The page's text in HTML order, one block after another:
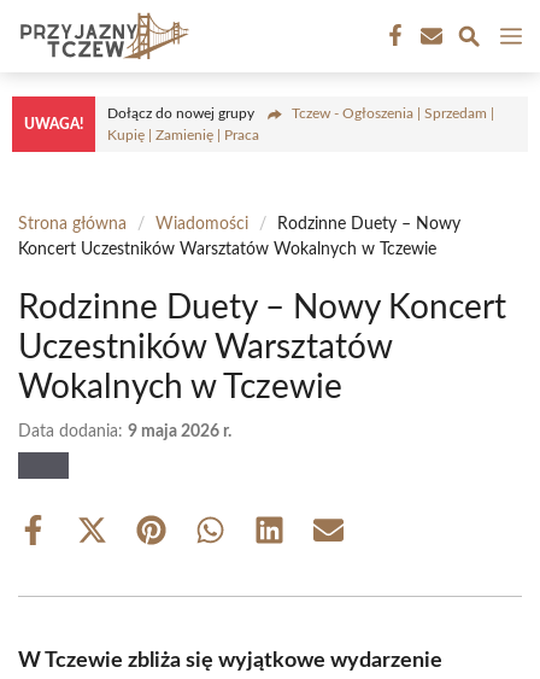
treści
UWAGA!
Dołącz do nowej grupy
Tczew - Ogłoszenia | Sprzedam |
Kupię | Zamienię | Praca
Strona główna / Wiadomości /
Rodzinne Duety – Nowy
Koncert Uczestników Warsztatów Wokalnych w Tczewie
Rodzinne Duety – Nowy Koncert
Uczestników Warsztatów
Wokalnych w Tczewie
Data dodania: 9 maja 2026 r.
Share
Share
(Twitter)
Share Share Share Share
W Tczewie zbliża się wyjątkowe wydarzenie